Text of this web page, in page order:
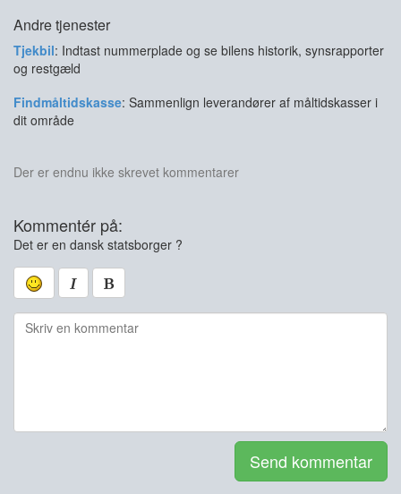
Andre tjenester
Tjekbil: Indtast nummerplade og se bilens historik, synsrapporter
og restgæld
Findmåltidskasse: Sammenlign leverandører af måltidskasser i
dit område
Der er endnu ikke skrevet kommentarer
Kommentér på:
Det er en dansk statsborger ?
Send kommentar